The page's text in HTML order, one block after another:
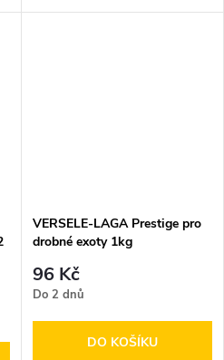
VERSELE-LAGA Prestige pro
drobné exoty 1kg
96 Kč
Do 2 dnů
DO KOŠÍKU